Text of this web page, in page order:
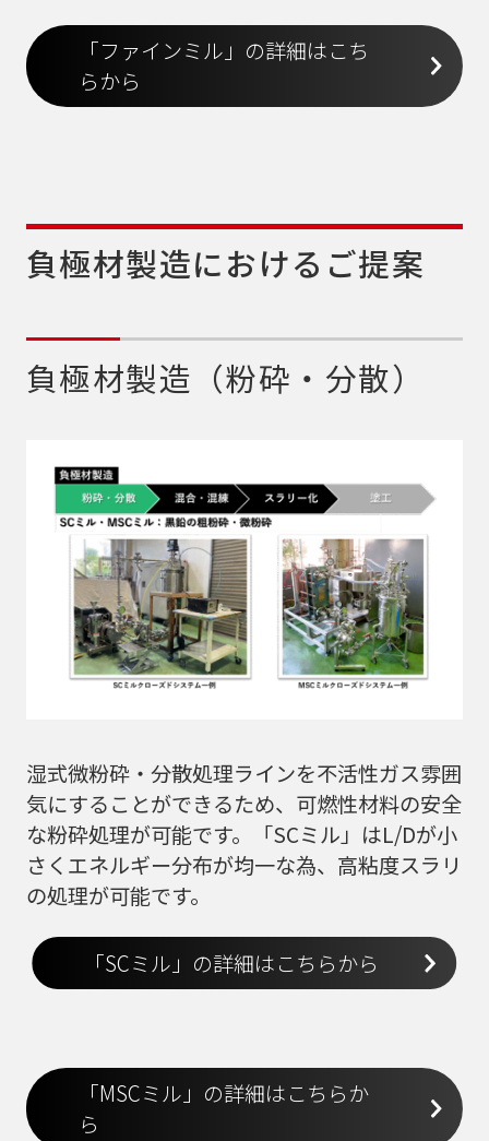
「ファインミル」の詳細はこち
らから
負極材製造におけるご提案
負極材製造（粉砕・分散）
湿式微粉砕・分散処理ラインを不活性ガス雰囲
気にすることができるため、可燃性材料の安全
な粉砕処理が可能です。「SCミル」はL/Dが小
さくエネルギー分布が均一な為、高粘度スラリ
の処理が可能です。
「SCミル」の詳細はこちらから
「MSCミル」の詳細はこちらか
ら